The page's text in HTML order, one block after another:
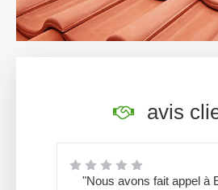
avis
"Nous avons fait appel à